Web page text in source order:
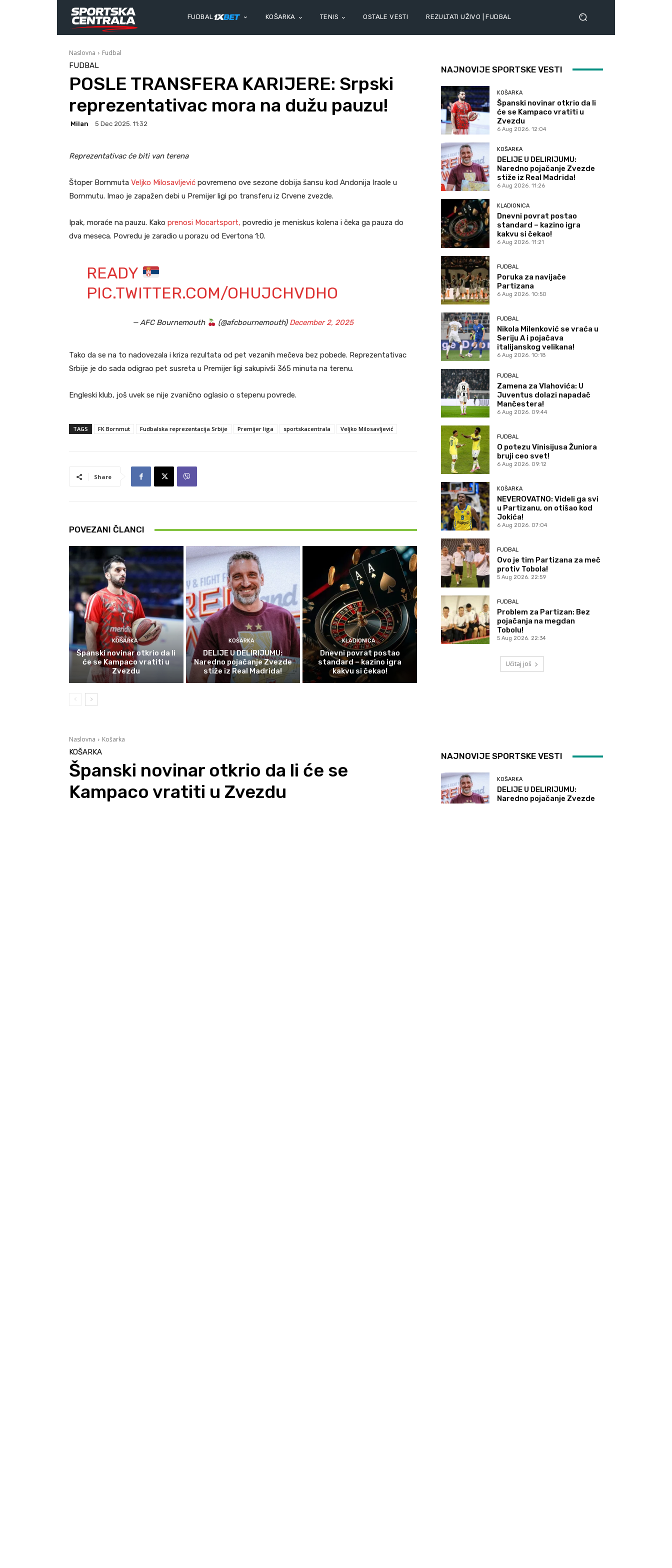
FUDBAL KOŠARKA TENIS OSTALE VESTI REZULTATI UŽIVO | FUDBAL
Naslovna Fudbal
FUDBAL
POSLE TRANSFERA KARIJERE: Srpski
reprezentativac mora na dužu pauzu!
Milan 5 Dec 2025. 11:32
Reprezentativac će biti van terena
Štoper Bornmuta Veljko Milosavljević povremeno ove sezone dobija šansu kod Andonija Iraole u
Bornmutu. Imao je zapažen debi u Premijer ligi po transferu iz Crvene zvezde.
Ipak, moraće na pauzu. Kako prenosi Mocartsport, povredio je meniskus kolena i čeka ga pauza do
dva meseca. Povredu je zaradio u porazu od Evertona 1:0.
READY
PIC.TWITTER.COM/OHUJCHVDHO
— AFC Bournemouth (@afcbournemouth) December 2, 2025
Tako da se na to nadovezala i kriza rezultata od pet vezanih mečeva bez pobede. Reprezentativac
Srbije je do sada odigrao pet susreta u Premijer ligi sakupivši 365 minuta na terenu.
Engleski klub, još uvek se nije zvanično oglasio o stepenu povrede.
TAGS FK Bornmut Fudbalska reprezentacija Srbije Premijer liga sportskacentrala Veljko Milosavljević
Share
POVEZANI ČLANCI
KOŠARKA
Španski novinar otkrio da li
će se Kampaco vratiti u
Zvezdu
KOŠARKA
DELIJE U DELIRIJUMU:
Naredno pojačanje Zvezde
stiže iz Real Madrida!
KLADIONICA
Dnevni povrat postao
standard – kazino igra
kakvu si čekao!
NAJNOVIJE SPORTSKE VESTI
KOŠARKA
Španski novinar otkrio da li
će se Kampaco vratiti u
Zvezdu
6 Aug 2026. 12:04
KOŠARKA
DELIJE U DELIRIJUMU:
Naredno pojačanje Zvezde
stiže iz Real Madrida!
6 Aug 2026. 11:26
KLADIONICA
Dnevni povrat postao
standard – kazino igra
kakvu si čekao!
6 Aug 2026. 11:21
FUDBAL
Poruka za navijače
Partizana
6 Aug 2026. 10:50
FUDBAL
Nikola Milenković se vraća u
Seriju A i pojačava
italijanskog velikana!
6 Aug 2026. 10:18
FUDBAL
Zamena za Vlahovića: U
Juventus dolazi napadač
Mančestera!
6 Aug 2026. 09:44
FUDBAL
O potezu Vinisijusa Žuniora
bruji ceo svet!
6 Aug 2026. 09:12
KOŠARKA
NEVEROVATNO: Videli ga svi
u Partizanu, on otišao kod
Jokića!
6 Aug 2026. 07:04
FUDBAL
Ovo je tim Partizana za meč
protiv Tobola!
5 Aug 2026. 22:59
FUDBAL
Problem za Partizan: Bez
pojačanja na megdan
Tobolu!
5 Aug 2026. 22:34
Učitaj još